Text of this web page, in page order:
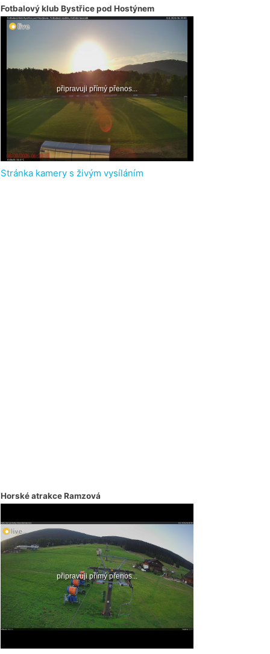
Fotbalový klub Bystřice pod Hostýnem
Stránka kamery s živým vysíláním
Horské atrakce Ramzová